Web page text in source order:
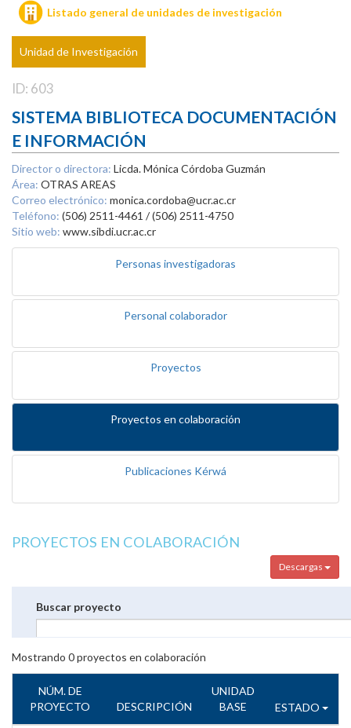
Listado general de unidades de investigación
Unidad de Investigación
ID: 603
SISTEMA BIBLIOTECA DOCUMENTACIÓN
E INFORMACIÓN
Director o directora: Licda. Mónica Córdoba Guzmán
Área: OTRAS AREAS
Correo electrónico: monica.cordoba@ucr.ac.cr
Teléfono: (506) 2511-4461 / (506) 2511-4750
Sitio web: www.sibdi.ucr.ac.cr
Personas investigadoras
Personal colaborador
Proyectos
Proyectos en colaboración
Publicaciones Kérwá
PROYECTOS EN COLABORACIÓN
Descargas
Buscar proyecto
Mostrando 0proyectos en colaboración
NÚM. DE
PROYECTO
DESCRIPCIÓN
UNIDAD
BASE
ESTADO